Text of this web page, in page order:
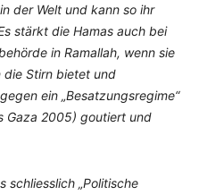
der Welt und kann so ihr
stärkt die Hamas auch bei
in Ramallah, wenn sie
die Stirn bietet und
ein „Besatzungsregime“
Gaza 2005) goutiert und
schliesslich „Politische